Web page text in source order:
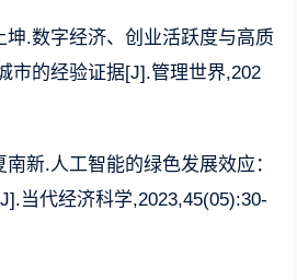
坤.数字经济、创业活跃度与高质
的经验证据[J].管理世界,202
新.人工智能的绿色发展效应：
当代经济科学,2023,45(05):30-